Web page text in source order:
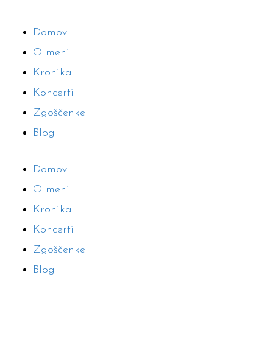
Domov
O meni
Kronika
Koncerti
Zgoščenke
Blog
Domov
O meni
Kronika
Koncerti
Zgoščenke
Blog